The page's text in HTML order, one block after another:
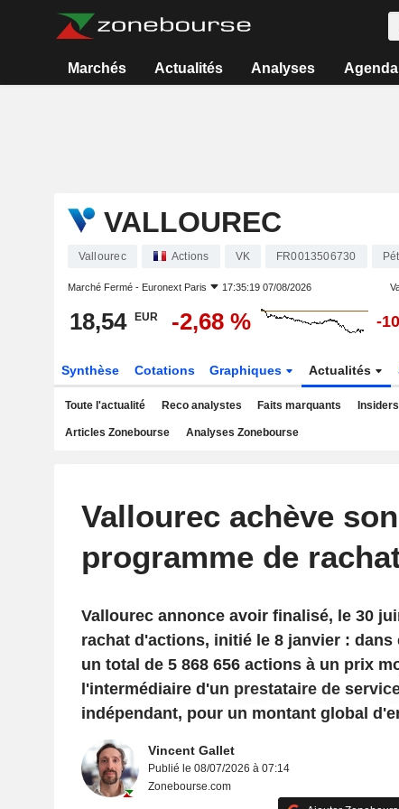
Marchés Actualités Analyses Agenda
VALLOUREC
Vallourec Actions VK FR0013506730
Marché Fermé - Euronext Paris 17:35:19 07/08/2026
18,54 EUR -2,68 % -
Synthèse Cotations Graphiques Actualités
Toute l'actualité Reco analystes Faits marquants Insiders
Articles Zonebourse Analyses Zonebourse
Vallourec achève son
programme de
Vallourec annonce avoir finalisé, le 30
rachat d'actions, initié le 8 janvier : dans
un total de 5 868 656 actions à un prix
l'intermédiaire d'un prestataire de
indépendant, pour un montant global
Vincent Gallet
Publié le 08/07/2026 à 07:14
Zonebourse.com